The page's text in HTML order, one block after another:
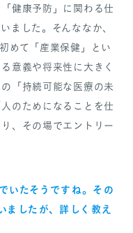
健康予防」に関わる仕
ました。そんななか、
めて「産業保健」とい
意義や将来性に大きく
「持続可能な医療の未
のためになることを仕
、その場でエントリー
たそうですね。その
ましたが、詳しく教え